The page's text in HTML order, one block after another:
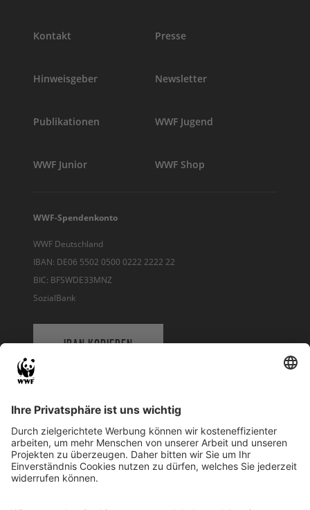
Kontakt Presse
Hinweisgeber Newsletter
Publikationen WWF Jugend
WWF Junior WWF Shop
WWF-Spendenkonto
WWF Deutschland
IBAN: DE06 5502 0500 0222 2222 22
BIC: BFSWDE33MNZ
SozialBank
IBAN KOPIEREN
WWF Deutschland
Reinhardtstr. 18
10117 Berlin